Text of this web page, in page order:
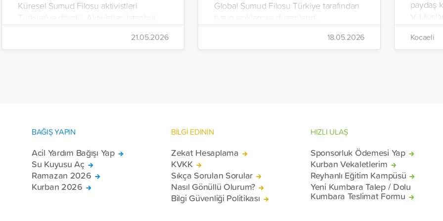
Küresel Sumud Filosu aktivistleri
Türkiye'ye döndü. Aktivistleri İstanbul
Havalimanı’nda binlerce kişi karşıladı.
21.05.2026
Global Sumud Filosu Türkiye tarafından
basın açıklaması düzenlendi.
18.05.2026
paydaş
V.
2026
Kocaeli
BAĞIŞ YAPIN
Acil Yardım Bağışı Yap
Su Kuyusu Aç
Ramazan 2026
Kurban 2026
BİLGİ EDİNİN
Zekat Hesaplama
KVKK
Sıkça Sorulan Sorular
Nasıl Gönüllü Olurum?
Bilgi Güvenliği Politikası
HIZLI ULAŞ
Sponsorluk Ödemesi Yap
Kurban Vekaletlerim
Reyhanlı Eğitim Kampüsü
Yeni Kumbara Talep / Dolu
Kumbara Teslimat Formu